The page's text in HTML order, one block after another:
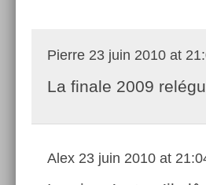
Pierre 23 juin 2010 at
La finale 2009
Alex 23 juin 2010 at